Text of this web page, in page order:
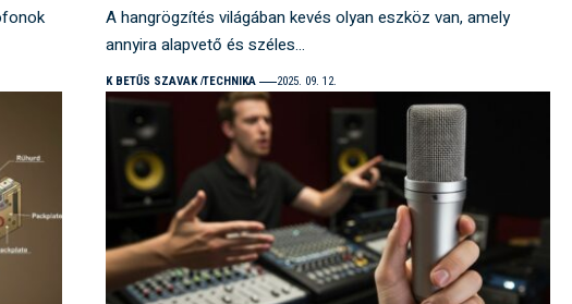
A hangrögzítés világában kevés olyan eszköz van, amely
annyira alapvető és széles…
K BETŰS SZAVAK TECHNIKA 2025. 09. 12.